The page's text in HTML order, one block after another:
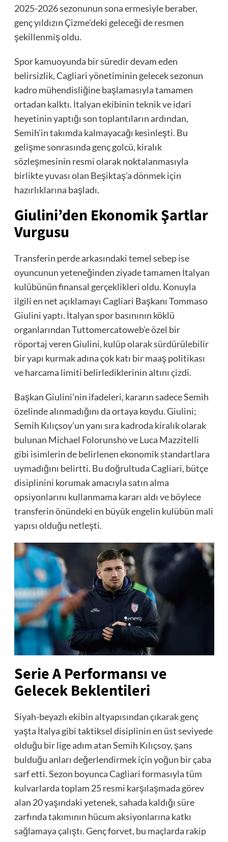
2025-2026 sezonunun sona ermesiyle beraber,
genç yıldızın Çizme’deki geleceği de resmen
şekillenmiş oldu.
Spor kamuoyunda bir süredir devam eden
belirsizlik, Cagliari yönetiminin gelecek sezonun
kadro mühendisliğine başlamasıyla tamamen
ortadan kalktı. İtalyan ekibinin teknik ve idari
heyetinin yaptığı son toplantıların ardından,
Semih’in takımda kalmayacağı kesinleşti. Bu
gelişme sonrasında genç golcü, kiralık
sözleşmesinin resmi olarak noktalanmasıyla
birlikte yuvası olan Beşiktaş’a dönmek için
hazırlıklarına başladı.
Giulini’den Ekonomik Şartlar
Vurgusu
Transferin perde arkasındaki temel sebep ise
oyuncunun yeteneğinden ziyade tamamen İtalyan
kulübünün finansal gerçeklikleri oldu. Konuyla
ilgili en net açıklamayı Cagliari Başkanı Tommaso
Giulini yaptı. İtalyan spor basınının köklü
organlarından Tuttomercatoweb’e özel bir
röportaj veren Giulini, kulüp olarak sürdürülebilir
bir yapı kurmak adına çok katı bir maaş politikası
ve harcama limiti belirlediklerinin altını çizdi.
Başkan Giulini’nin ifadeleri, kararın sadece Semih
özelinde alınmadığını da ortaya koydu. Giulini;
Semih Kılıçsoy’un yanı sıra kadroda kiralık olarak
bulunan Michael Folorunsho ve Luca Mazzitelli
gibi isimlerin de belirlenen ekonomik standartlara
uymadığını belirtti. Bu doğrultuda Cagliari, bütçe
disiplinini korumak amacıyla satın alma
opsiyonlarını kullanmama kararı aldı ve böylece
transferin önündeki en büyük engelin kulübün mali
yapısı olduğu netleşti.
Serie A Performansı ve
Gelecek Beklentileri
Siyah-beyazlı ekibin altyapısından çıkarak genç
yaşta İtalya gibi taktiksel disiplinin en üst seviyede
olduğu bir lige adım atan Semih Kılıçsoy, şans
bulduğu anları değerlendirmek için yoğun bir çaba
sarf etti. Sezon boyunca Cagliari formasıyla tüm
kulvarlarda toplam 25 resmi karşılaşmada görev
alan 20 yaşındaki yetenek, sahada kaldığı süre
zarfında takımının hücum aksiyonlarına katkı
sağlamaya çalıştı. Genç forvet, bu maçlarda rakip